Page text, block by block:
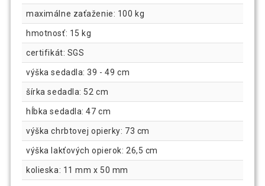
maximálne zaťaženie: 100 kg
hmotnosť: 15 kg
certifikát: SGS
výška sedadla: 39 - 49 cm
šírka sedadla: 52 cm
hĺbka sedadla: 47 cm
výška chrbtovej opierky: 73 cm
výška lakťových opierok: 26,5 cm
kolieska: 11 mm x 50 mm